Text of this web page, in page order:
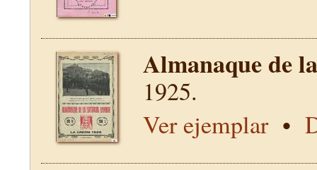
Almanaque de
1925.
Ver ejemplar•